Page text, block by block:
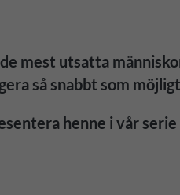
mest utsatta
så snabbt som
henne i vår